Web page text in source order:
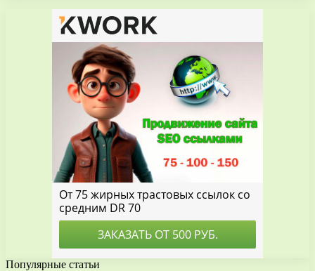
Популярные статьи